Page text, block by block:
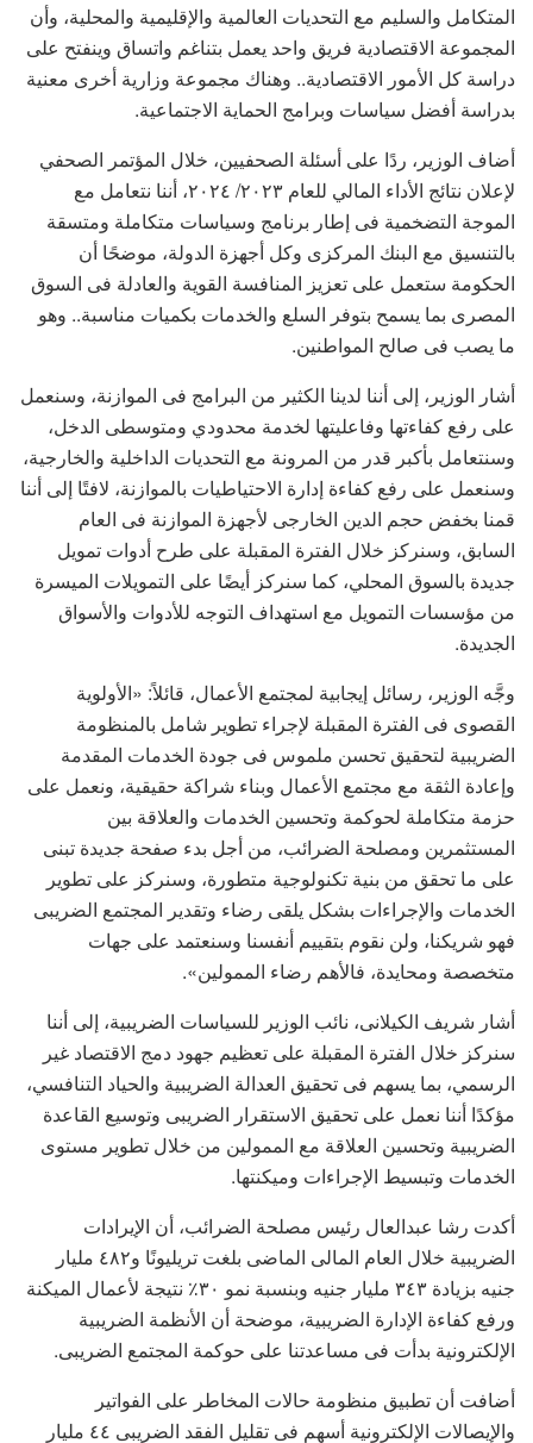
المتكامل والسليم مع التحديات العالمية والإقليمية والمحلية، وأن
المجموعة الاقتصادية فريق واحد يعمل بتناغم واتساق وينفتح على
دراسة كل الأمور الاقتصادية.. وهناك مجموعة وزارية أخرى معنية
بدراسة أفضل سياسات وبرامج الحماية الاجتماعية.
أضاف الوزير، ردًا على أسئلة الصحفيين، خلال المؤتمر الصحفي
لإعلان نتائج الأداء المالي للعام ٢٠٢٣/ ٢٠٢٤، أننا نتعامل مع
الموجة التضخمية فى إطار برنامج وسياسات متكاملة ومتسقة
بالتنسيق مع البنك المركزى وكل أجهزة الدولة، موضحًا أن
الحكومة ستعمل على تعزيز المنافسة القوية والعادلة فى السوق
المصرى بما يسمح بتوفر السلع والخدمات بكميات مناسبة.. وهو
ما يصب فى صالح المواطنين.
أشار الوزير، إلى أننا لدينا الكثير من البرامج فى الموازنة، وسنعمل
على رفع كفاءتها وفاعليتها لخدمة محدودي ومتوسطى الدخل،
وسنتعامل بأكبر قدر من المرونة مع التحديات الداخلية والخارجية،
وسنعمل على رفع كفاءة إدارة الاحتياطيات بالموازنة، لافتًا إلى أننا
قمنا بخفض حجم الدين الخارجى لأجهزة الموازنة فى العام
السابق، وسنركز خلال الفترة المقبلة على طرح أدوات تمويل
جديدة بالسوق المحلي، كما سنركز أيضًا على التمويلات الميسرة
من مؤسسات التمويل مع استهداف التوجه للأدوات والأسواق
الجديدة.
وجَّه الوزير، رسائل إيجابية لمجتمع الأعمال، قائلاً: «الأولوية
القصوى فى الفترة المقبلة لإجراء تطوير شامل بالمنظومة
الضريبية لتحقيق تحسن ملموس فى جودة الخدمات المقدمة
وإعادة الثقة مع مجتمع الأعمال وبناء شراكة حقيقية، ونعمل على
حزمة متكاملة لحوكمة وتحسين الخدمات والعلاقة بين
المستثمرين ومصلحة الضرائب، من أجل بدء صفحة جديدة تبنى
على ما تحقق من بنية تكنولوجية متطورة، وسنركز على تطوير
الخدمات والإجراءات بشكل يلقى رضاء وتقدير المجتمع الضريبى
فهو شريكنا، ولن نقوم بتقييم أنفسنا وسنعتمد على جهات
متخصصة ومحايدة، فالأهم رضاء الممولين».
أشار شريف الكيلانى، نائب الوزير للسياسات الضريبية، إلى أننا
سنركز خلال الفترة المقبلة على تعظيم جهود دمج الاقتصاد غير
الرسمي، بما يسهم فى تحقيق العدالة الضريبية والحياد التنافسي،
مؤكدًا أننا نعمل على تحقيق الاستقرار الضريبى وتوسيع القاعدة
الضريبية وتحسين العلاقة مع الممولين من خلال تطوير مستوى
الخدمات وتبسيط الإجراءات وميكنتها.
أكدت رشا عبدالعال رئيس مصلحة الضرائب، أن الإيرادات
الضريبية خلال العام المالى الماضى بلغت تريليونًا و٤٨٢ مليار
جنيه بزيادة ٣٤٣ مليار جنيه وبنسبة نمو ٣٠٪ نتيجة لأعمال الميكنة
ورفع كفاءة الإدارة الضريبية، موضحة أن الأنظمة الضريبية
الإلكترونية بدأت فى مساعدتنا على حوكمة المجتمع الضريبى.
أضافت أن تطبيق منظومة حالات المخاطر على الفواتير
والإيصالات الإلكترونية أسهم فى تقليل الفقد الضريبى ٤٤ مليار